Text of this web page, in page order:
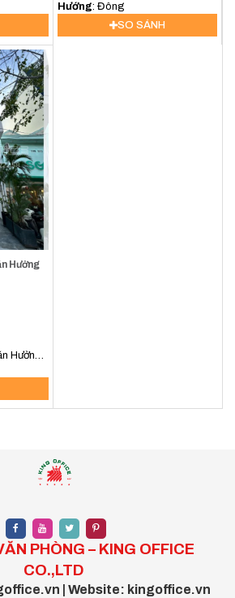
Hướng : Đông
SO SÁNH
Hưởng
Hưởng,
Nam
PHÒNG – KING OFFICE
CO.,LTD
| Website: kingoffice.vn